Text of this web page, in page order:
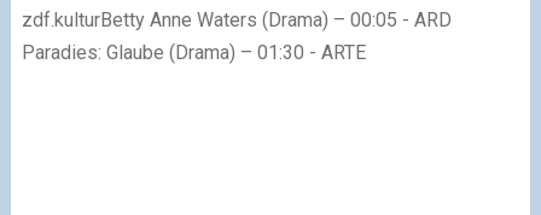
zdf.kulturBetty Anne Waters (Drama) – 00:05 - ARD
Paradies: Glaube (Drama) – 01:30 - ARTE